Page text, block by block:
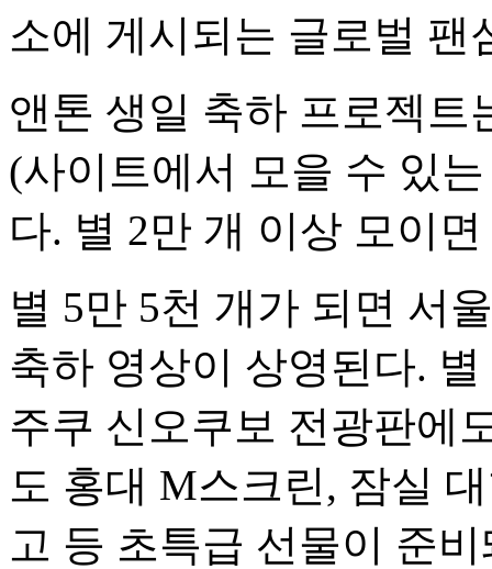
소에 게시되는 글로벌 팬
앤톤 생일 축하 프로젝트
(사이트에서 모을 수 있
다. 별 2만 개 이상 모이
별 5만 5천 개가 되면 서
축하 영상이 상영된다.
주쿠 신오쿠보 전광판에
도 홍대 M스크린, 잠실
고 등 초특급 선물이 준